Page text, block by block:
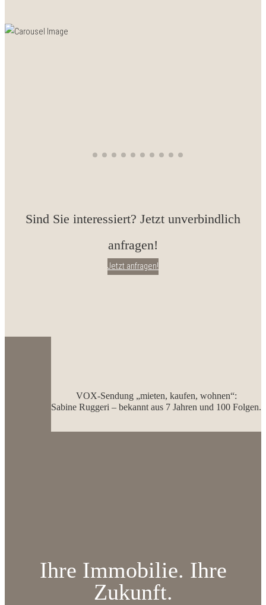
Sind Sie interessiert? Jetzt unverbindlich
anfragen!
Jetzt anfragen!
VOX-Sendung „mieten, kaufen, wohnen“:
Sabine Ruggeri – bekannt aus 7 Jahren und 100 Folgen.
Ihre Immobilie. Ihre
Zukunft.